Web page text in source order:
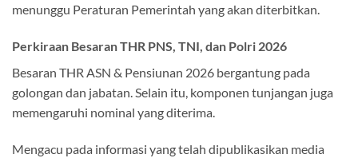
menunggu Peraturan Pemerintah yang akan diterbitkan.
Perkiraan Besaran THR PNS, TNI, dan Polri 2026
Besaran THR ASN & Pensiunan 2026 bergantung pada
golongan dan jabatan. Selain itu, komponen tunjangan juga
memengaruhi nominal yang diterima.
Mengacu pada informasi yang telah dipublikasikan media